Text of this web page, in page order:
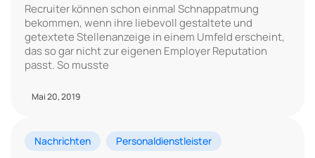
Recruiter können schon einmal Schnappatmung
bekommen, wenn ihre liebevoll gestaltete und
getextete Stellenanzeige in einem Umfeld erscheint,
das so gar nicht zur eigenen Employer Reputation
passt. So musste
Mai 20, 2019
Nachrichten Personaldienstleister